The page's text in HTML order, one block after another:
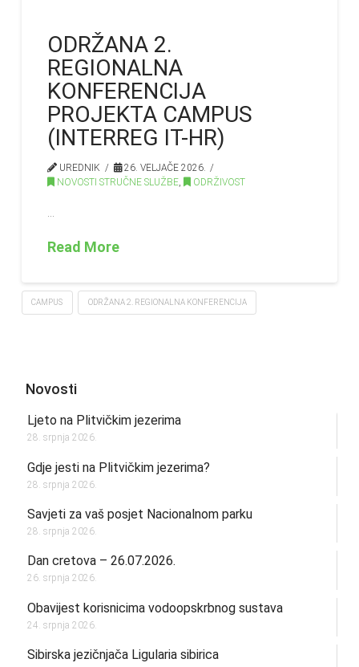
ODRŽANA 2.
REGIONALNA
KONFERENCIJA
PROJEKTA CAMPUS
(INTERREG IT-HR)
UREDNIK
26. VELJAČE 2026.
NOVOSTI STRUČNE SLUŽBE, ODRŽIVOST
Read More
CAMPUS ODRŽANA 2. REGIONALNA KONFERENCIJA
Novosti
Ljeto na Plitvičkim jezerima
28. srpnja 2026.
Gdje jesti na Plitvičkim jezerima?
28. srpnja 2026.
Savjeti za vaš posjet Nacionalnom parku
28. srpnja 2026.
Dan cretova – 26.07.2026.
26. srpnja 2026.
Obavijest korisnicima vodoopskrbnog sustava
24. srpnja 2026.
Sibirska jezičnjača Ligularia sibirica